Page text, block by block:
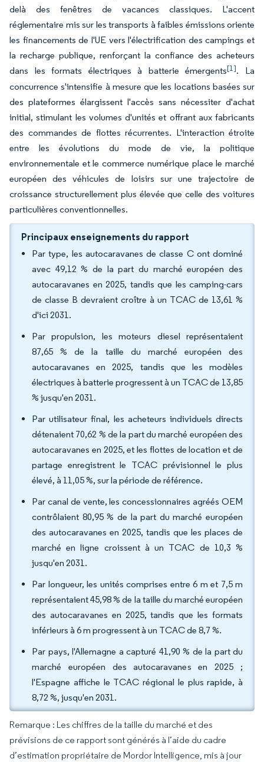
delà des fenêtres de vacances classiques. L'accent
réglementaire mis sur les transports à faibles émissions oriente
les financements de l'UE vers l'électrification des campings et
la recharge publique, renforçant la confiance des acheteurs
dans les formats électriques à batterie émergents[1]. La
concurrence s'intensifie à mesure que les locations basées sur
des plateformes élargissent l'accès sans nécessiter d'achat
initial, stimulant les volumes d'unités et offrant aux fabricants
des commandes de flottes récurrentes. L'interaction étroite
entre les évolutions du mode de vie, la politique
environnementale et le commerce numérique place le marché
européen des véhicules de loisirs sur une trajectoire de
croissance structurellement plus élevée que celle des voitures
particulières conventionnelles.
Principaux enseignements du rapport
Par type, les autocaravanes de classe C ont dominé
avec 49,12 % de la part du marché européen des
autocaravanes en 2025, tandis que les camping-cars
de classe B devraient croître à un TCAC de 13,61 %
d'ici 2031.
Par propulsion, les moteurs diesel représentaient
87,65 % de la taille du marché européen des
autocaravanes en 2025, tandis que les modèles
électriques à batterie progressent à un TCAC de 13,85
% jusqu'en 2031.
Par utilisateur final, les acheteurs individuels directs
détenaient 70,62 % de la part du marché européen des
autocaravanes en 2025, et les flottes de location et de
partage enregistrent le TCAC prévisionnel le plus
élevé, à 11,05 %, sur la période de référence.
Par canal de vente, les concessionnaires agréés OEM
contrôlaient 80,95 % de la part du marché européen
des autocaravanes en 2025, tandis que les places de
marché en ligne croissent à un TCAC de 10,3 %
jusqu'en 2031.
Par longueur, les unités comprises entre 6 m et 7,5 m
représentaient 45,98 % de la taille du marché européen
des autocaravanes en 2025, tandis que les formats
inférieurs à 6 m progressent à un TCAC de 8,7 %.
Par pays, l'Allemagne a capturé 41,90 % de la part du
marché européen des autocaravanes en 2025 ;
l'Espagne affiche le TCAC régional le plus rapide, à
8,72 %, jusqu'en 2031.
Remarque : Les chiffres de la taille du marché et des
prévisions de ce rapport sont générés à l’aide du cadre
d’estimation propriétaire de Mordor Intelligence, mis à jour